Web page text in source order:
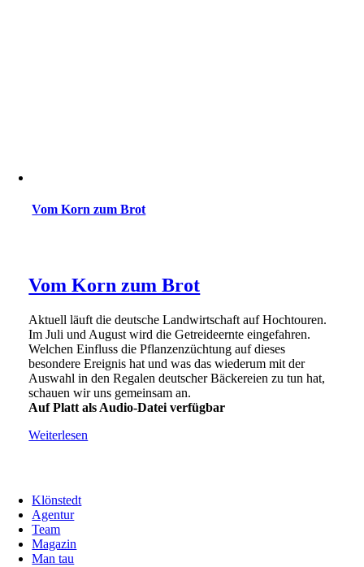
Vom Korn zum Brot
Vom Korn zum Brot
Aktuell läuft die deutsche Landwirtschaft auf Hochtouren.
Im Juli und August wird die Getreideernte eingefahren.
Welchen Einfluss die Pflanzenzüchtung auf dieses
besondere Ereignis hat und was das wiederum mit der
Auswahl in den Regalen deutscher Bäckereien zu tun hat,
schauen wir uns gemeinsam an.
Auf Platt als Audio-Datei verfügbar
Weiterlesen
Klönstedt
Agentur
Team
Magazin
Man tau